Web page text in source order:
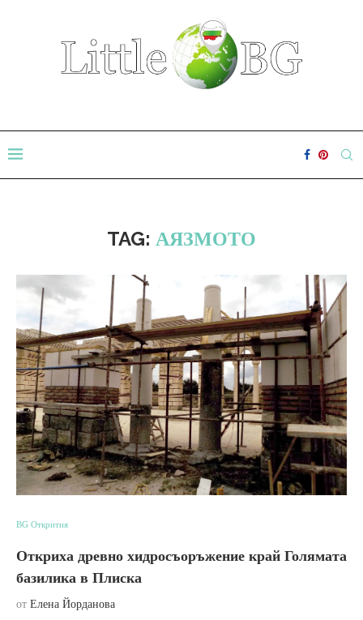
TAG: АЯЗМОТО
BG Открития
Откриха древно хидросъоръжение край Голямата
базилика в Плиска
от Елена Йорданова